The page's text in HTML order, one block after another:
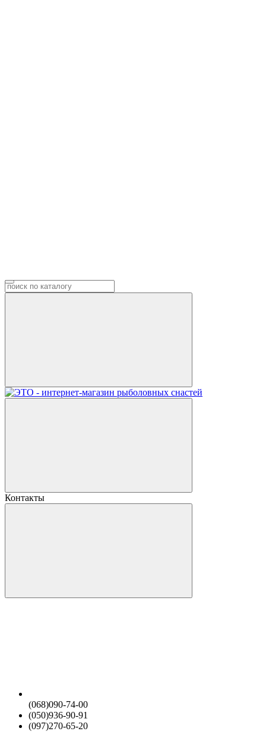
Контакты
(068)090-74-00
(050)936-90-91
(097)270-65-20